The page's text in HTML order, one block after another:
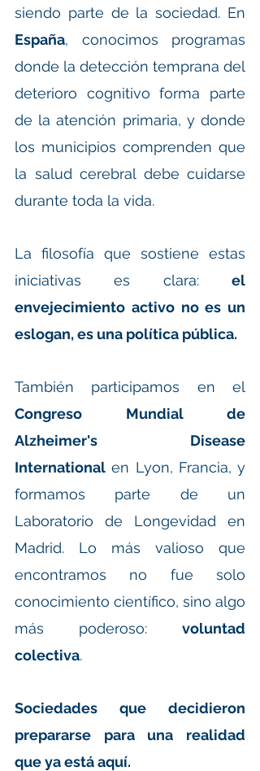
España, conocimos programas
donde la detección temprana del
deterioro cognitivo forma parte
de la atención primaria, y donde
los municipios comprenden que
la salud cerebral debe cuidarse
durante toda la vida.
La filosofía que sostiene estas
iniciativas es clara: el
envejecimiento activo no es un
eslogan, es una política pública.
Congreso Mundial de
Alzheimer's Disease
International en Lyon, Francia, y
formamos parte de un
Laboratorio de Longevidad en
Madrid. Lo más valioso que
encontramos no fue solo
conocimiento científico, sino algo
más poderoso: voluntad
colectiva.
Sociedades que decidieron
prepararse para una realidad
que ya está aquí.